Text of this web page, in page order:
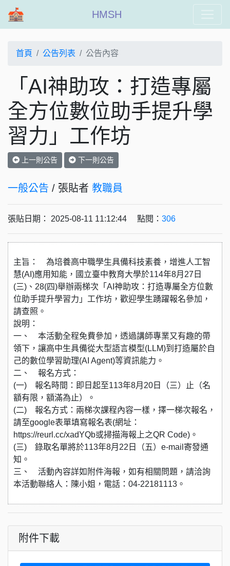
HMSH
首頁 公告列表 公告內容
「AI神助攻：打造專屬
全方位數位助手提升學
習力」工作坊
上一則公告 下一則公告
一般公告 / 張貼者 教職員
張貼日期： 2025-08-11 11:12:44 點閱： 306
主旨： 為培養高中職學生具備科技素養，增進人工智
慧(AI)應用知能，國立臺中教育大學於114年8月27日
(三)、28(四)舉辦兩梯次「AI神助攻：打造專屬全方位數
位助手提升學習力」工作坊，歡迎學生踴躍報名參加，
請查照。
說明：
一、 本活動全程免費參加，透過講師專業又有趣的帶
領下，讓高中生具備從大型語言模型(LLM)到打造屬於自
己的數位學習助理(AI Agent)等資訊能力。
二、 報名方式：
(一) 報名時間：即日起至113年8月20日（三）止（名
額有限，額滿為止）。
(二) 報名方式：兩梯次課程內容一樣，擇一梯次報名，
請至google表單填寫報名表(網址：
https://reurl.cc/xadYQb或掃描海報上之QR Code)。
(三) 錄取名單將於113年8月22日（五）e-mail寄發通
知。
三、 活動內容詳如附件海報，如有相關問題，請洽詢
本活動聯絡人：陳小姐，電話：04-22181113。
附件下載